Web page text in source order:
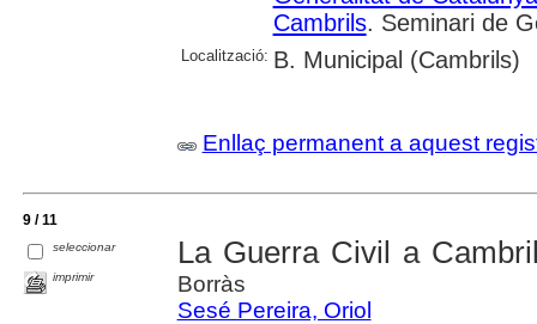
Cambrils. Seminari de
Localització: B. Municipal (Cambrils)
Enllaç permanent a aquest
9 / 11
seleccionar
imprimir
La Guerra Civil a
Borràs
Sesé Pereira, Oriol